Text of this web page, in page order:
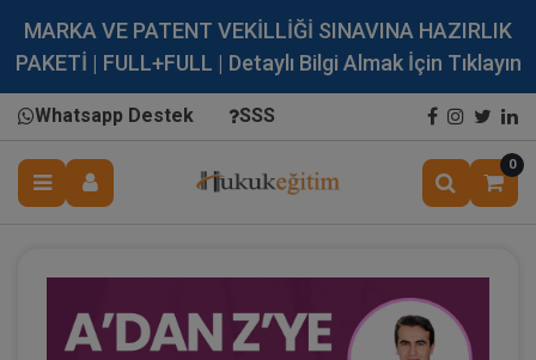
MARKA VE PATENT VEKİLLİĞİ SINAVINA HAZIRLIK
PAKETİ | FULL+FULL | Detaylı Bilgi Almak İçin Tıklayın
Whatsapp Destek SSS
0